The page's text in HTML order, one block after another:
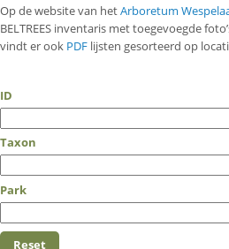
Op de website van hetArboretum
BELTREES inventaris met toegevoegde
vindt er ook PDF lijsten gesorteerd op
ID
Taxon
Park